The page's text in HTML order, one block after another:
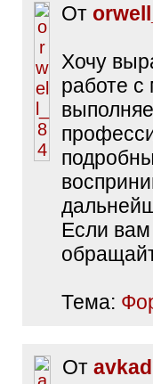
От
Хочу
работе
Если
Тема:
От